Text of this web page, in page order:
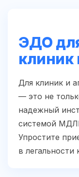
ЭДО
клиник
Для клиник и
— это не
надежный
системой
Упростите
в